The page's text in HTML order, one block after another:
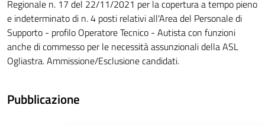
Regionale n. 17 del 22/11/2021 per la copertura a tempo pieno
e indeterminato di n. 4 posti relativi all'Area del Personale di
Supporto - profilo Operatore Tecnico - Autista con funzioni
anche di commesso per le necessità assunzionali della ASL
Ogliastra. Ammissione/Esclusione candidati.
Pubblicazione